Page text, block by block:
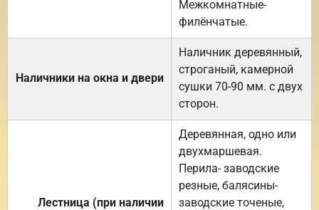
Межкомнатные-
филёнчатые.
Наличники на окна и двери
Наличник деревянный,
строганый, камерной
сушки 70-90 мм. с двух
сторон.
Лестница (при наличии
Деревянная, одно или
двухмаршевая.
Перила- заводские
резные, балясины-
заводские точеные,